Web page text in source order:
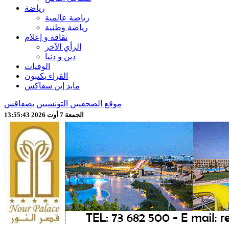
رياضة
رياضة عالمية
رياضة وطنية
ثقافة و إعلام
الرأي الآخر
دين و دنيا
الوفيات
القراء يكتبون
مايد إين سفاكس
موقع الصحفيين التونسيين بصفاقس
الجمعة 7 أوت 2026 13:55:45